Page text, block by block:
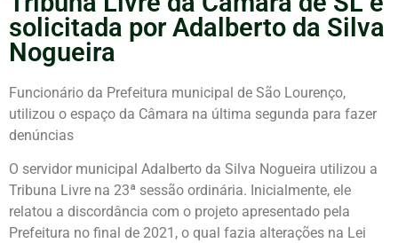
solicitada por Adalberto da Silva
Nogueira
Funcionário da Prefeitura municipal de São Lourenço,
utilizou o espaço da Câmara na última segunda para fazer
denúncias
O servidor municipal Adalberto da Silva Nogueira utilizou a
Tribuna Livre na 23ª sessão ordinária. Inicialmente, ele
relatou a discordância com o projeto apresentado pela
Prefeitura no final de 2021, o qual fazia alterações na Lei